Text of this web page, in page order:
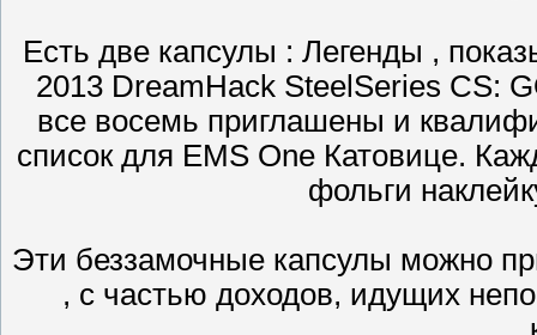
Есть две капсулы : Легенды ,
2013 DreamHack SteelSeries CS:
все восемь приглашены и
список для EMS One Катовице.
фольги
Эти беззамочные капсулы можно
, с частью доходов, идущих